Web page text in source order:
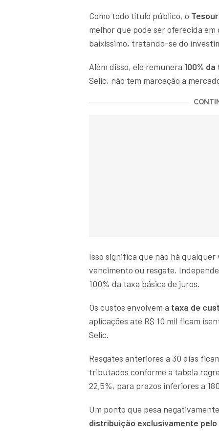
Como todo título público, o
melhor que pode ser oferecida
baixíssimo, tratando-se do
Além disso, ele remunera 100%
Selic, não tem marcação a
Isso significa que não há
vencimento ou resgate.
100% da taxa básica de juros.
Os custos envolvem a taxa de
aplicações até R$ 10 mil ficam
Selic.
Resgates anteriores a 30 dias
tributados conforme a tabela
22,5%, para prazos inferiores a
Um ponto que pesa
distribuição exclusivamente pelo